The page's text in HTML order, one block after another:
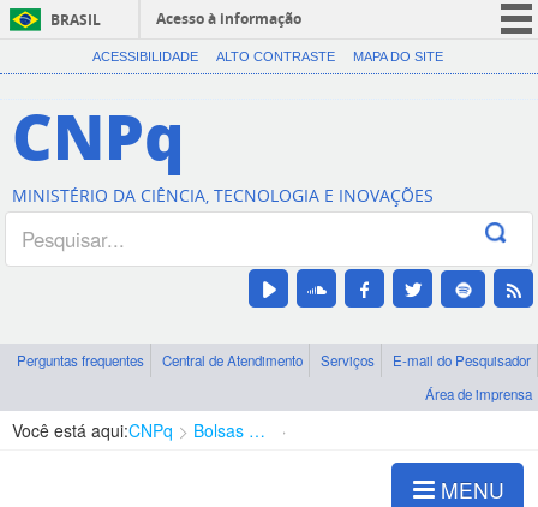
BRASIL
Acesso à informação
CORONAVÍRUS (COVID-19)
Canais
ACESSIBILIDADE ALTO CONTRASTE MAPA DO SITE
CNPq
MINISTÉRIO DA CIÊNCIA, TECNOLOGIA E INOVAÇÕES
Perguntas frequentes Central de Atendimento Serviços
E-mail do Pesquisador
Área de imprensa
Você está aqui:CNPq Bolsas e Auxílios Vigentes
MENU